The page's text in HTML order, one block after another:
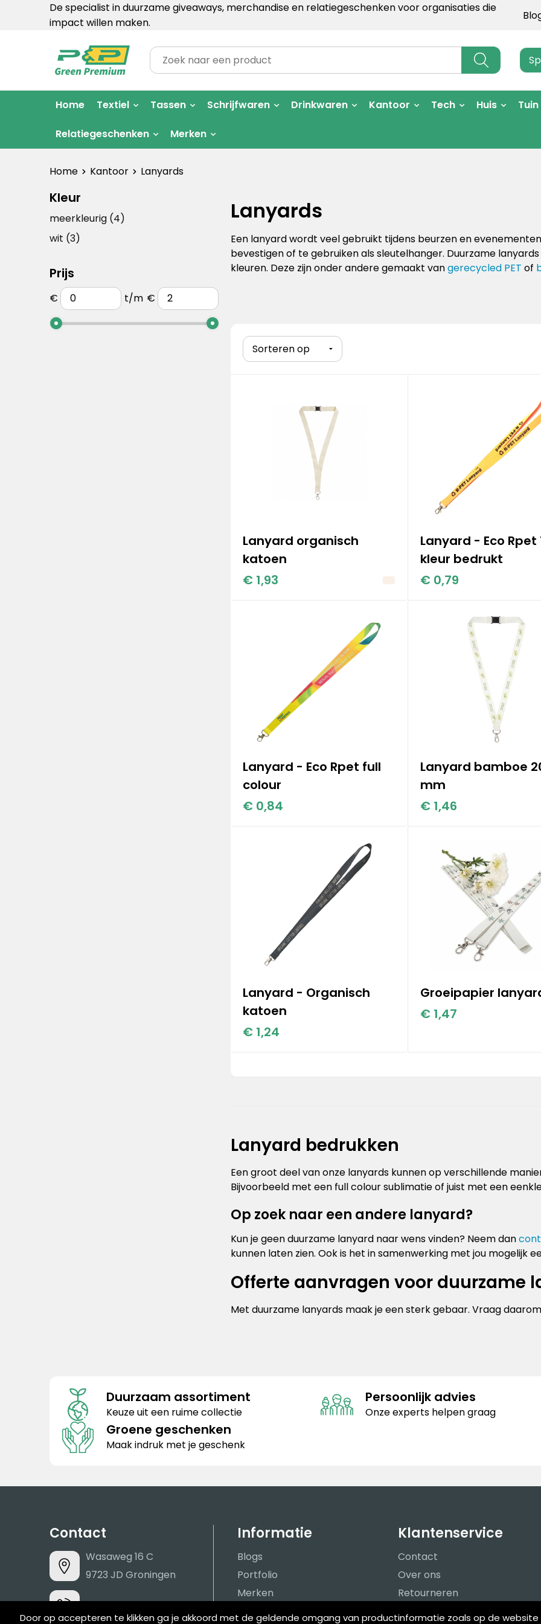
De specialist in duurzame giveaways, merchandise en relatiegeschenken voor organisaties die
impact willen maken.
Home Textiel Tassen Schrijfwaren Drinkwaren Kantoor Tech Huis Tuin
Relatiegeschenken Merken
Home Kantoor Lanyards
Kleur
meerkleurig (4)
wit (3)
Prijs
€ t/m €
Lanyards
Een lanyard wordt veel gebruikt tijdens beurzen en
bevestigen of te gebruiken als sleutelhanger. Duurzame
kleuren. Deze zijn onder andere gemaakt vangerecycled PET of
Lanyard organisch
katoen
€ 1,93
Lanyard - Eco Rpet
kleur bedrukt
€ 0,79
Lanyard - Eco Rpet full
colour
€ 0,84
Lanyard bamboe
mm
€ 1,46
Lanyard - Organisch
katoen
€ 1,24
Groeipapier
€ 1,47
Lanyard bedrukken
Een groot deel van onze lanyards kunnen op verschillende
Bijvoorbeeld met een full colour sublimatie of juist met een
Op zoek naar een andere lanyard?
Kun je geen duurzame lanyard naar wens vinden? Neem dan
kunnen laten zien. Ook is het in samenwerking met jou mogelijk
Offerte aanvragen voor duurzame
Met duurzame lanyards maak je een sterk gebaar. Vraag
Duurzaam assortiment
Keuze uit een ruime collectie
Persoonlijk advies
Onze experts helpen graag
Groene geschenken
Maak indruk met je geschenk
Contact
Wasaweg 16 C
9723 JD Groningen
050 – 313 82 88
Informatie
Blogs
Portfolio
Merken
Duurzame materialen
Klantenservice
Contact
Over ons
Retourneren
Veelgestelde vragen
Door op accepteren te klikken ga je akkoord met de geldende omgang van productinformatie zoals op de